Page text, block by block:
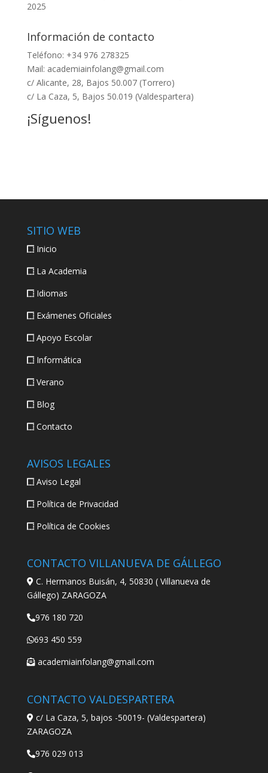
2025
Información de contacto
Teléfono: +34 976 278325
Mail: academiainfolang@gmail.com
c/ Alicante, 28, Bajos 50.007 (Torrero)
c/ La Caza, 5, Bajos 50.019 (Valdespartera)
¡Síguenos!
SITIO WEB
Inicio
La Academia
Idiomas
Exámenes Oficiales
Apoyo Escolar
Informática
Verano
Blog
Contacto
AVISOS LEGALES
Aviso Legal
Política de Privacidad
Política de Cookies
CONTACTO VILLANUEVA DE GÁLLEGO
C. Hermanos Buisán, 4, 50830 ( Villanueva de
Gállego) ZARAGOZA
976 180 720
693 450 559
academiainfolang@gmail.com
CONTACTO VALDESPARTERA
c/ La Caza, 5, bajos -50019- (Valdespartera)
ZARAGOZA
976 029 013